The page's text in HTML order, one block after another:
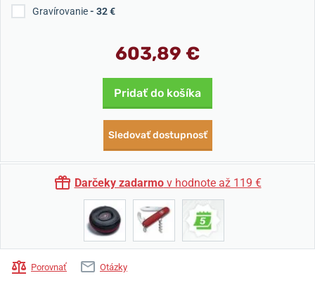
Gravírovanie- 32 €
603,89 €
Pridať do košíka
Sledovať dostupnosť
Darčeky zadarmov hodnote až 119 €
Porovnať Otázky